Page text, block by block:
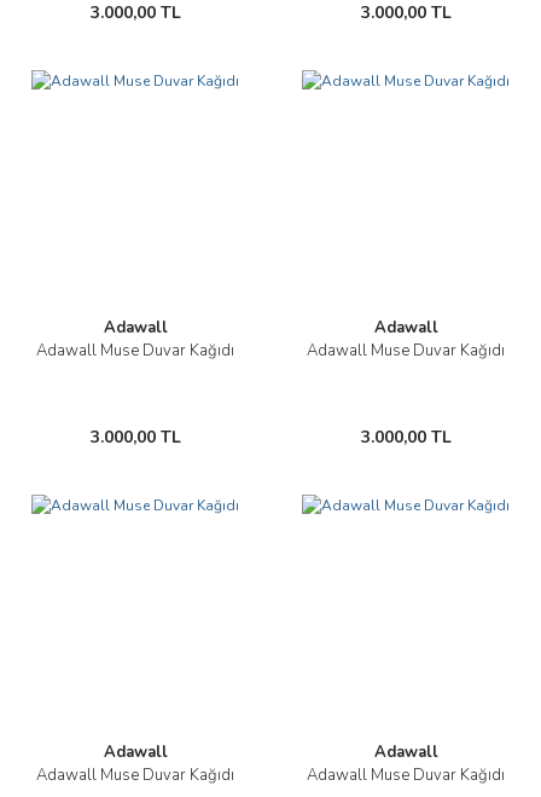
3.000,00 TL 3.000,00 TL
Adawall
Adawall Muse Duvar Kağıdı
3.000,00 TL
Adawall
Adawall Muse Duvar Kağıdı
3.000,00 TL
Adawall
Adawall Muse Duvar Kağıdı
Adawall
Adawall Muse Duvar Kağıdı